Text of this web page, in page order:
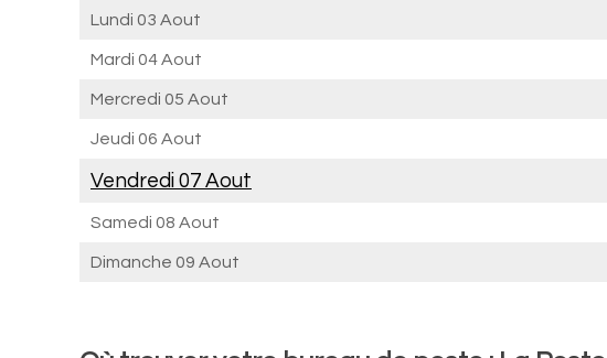
Lundi 03 Aout
Mardi 04 Aout
Mercredi 05 Aout
Jeudi 06 Aout
Vendredi 07 Aout
Samedi 08 Aout
Dimanche 09 Aout